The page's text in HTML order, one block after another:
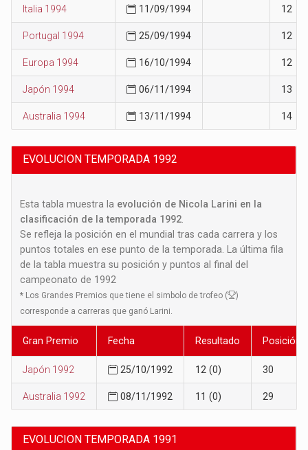
Italia 1994 11/09/1994 12
Portugal 1994 25/09/1994 12
Europa 1994 16/10/1994 12
Japón 1994 06/11/1994 13
Australia 1994 13/11/1994 14
EVOLUCION TEMPORADA 1992
Esta tabla muestra la evolución de Nicola Larini en la
clasificación de la temporada 1992
Se refleja la posición en el mundial tras cada carrera y los
puntos totales en ese punto de la temporada. La última fila
de la tabla muestra su posición y puntos al final del
campeonato de 1992
* Los Grandes Premios que tiene el simbolo de trofeo (
)
corresponde a carreras que ganó Larini.
Gran Premio Fecha Resultado Posición
Japón 1992 25/10/1992 12 (0) 30
Australia 1992 08/11/1992 11 (0) 29
EVOLUCION TEMPORADA 1991